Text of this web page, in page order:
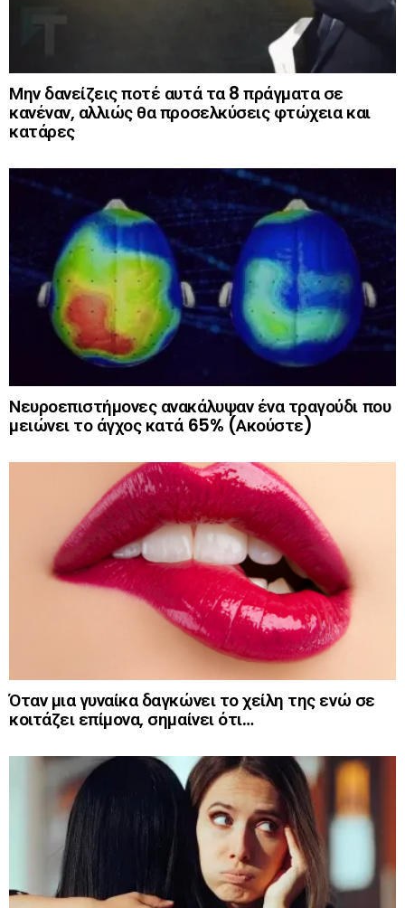
Μην δανείζεις ποτέ αυτά τα 8 πράγματα σε
κανέναν, αλλιώς θα προσελκύσεις φτώχεια και
κατάρες
Νευροεπιστήμονες ανακάλυψαν ένα τραγούδι που
μειώνει το άγχος κατά 65% (Ακούστε)
Όταν μια γυναίκα δαγκώνει το χείλη της ενώ σε
κοιτάζει επίμονα, σημαίνει ότι…